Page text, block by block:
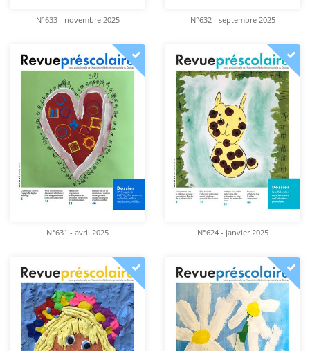
N°633 - novembre 2025 N°632 - septembre 2025
N°631 - avril 2025 N°624 - janvier 2025